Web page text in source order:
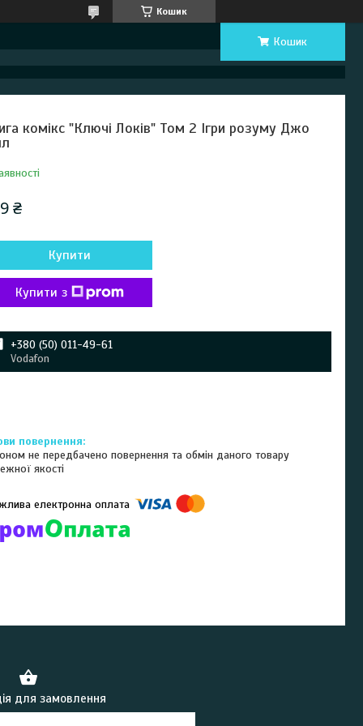
Кошик
Кошик
комікс "Ключі Локів" Том 2 Ігри розуму Джо
₴
Купити
Купити з
+380 (50) 011-49-61
Vodafon
не передбачено повернення та обмін даного товару
якості
для замовлення